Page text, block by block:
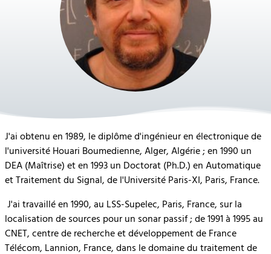
J'ai obtenu en 1989, le diplôme d'ingénieur en électronique de
l'université Houari Boumedienne, Alger, Algérie ; en 1990 un
DEA (Maîtrise) et en 1993 un Doctorat (Ph.D.) en Automatique
et Traitement du Signal, de l'Université Paris-XI, Paris, France.
J'ai travaillé en 1990, au LSS-Supelec, Paris, France, sur la
localisation de sources pour un sonar passif ; de 1991 à 1995 au
CNET, centre de recherche et développement de France
Télécom, Lannion, France, dans le domaine du traitement de